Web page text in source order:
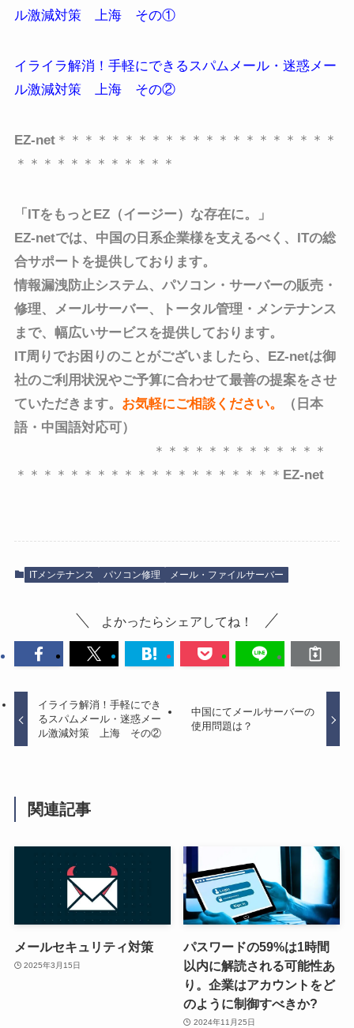
ル激減対策 上海 その①
イライラ解消！手軽にできるスパムメール・迷惑メー
ル激減対策 上海 その②
EZ-net＊＊＊＊＊＊＊＊＊＊＊＊＊＊＊＊＊＊＊＊＊
＊＊＊＊＊＊＊＊＊＊＊＊
「ITをもっとEZ（イージー）な存在に。」
EZ-netでは、中国の日系企業様を支えるべく、 ITの総
合サポートを提供しております。
情報漏洩防止システム、パソコン・サーバーの販売・
修理、メールサーバー、トータル管理・メンテナンス
まで、 幅広いサービスを提供しております。
IT周りでお困りのことがございましたら、EZ-netは御
社のご利用状況やご予算に合わせて最善の提案をさせ
ていただきます。 お気軽にご相談ください。
（日本
語・中国語対応可）
＊＊＊＊＊＊＊＊＊＊＊＊＊
＊＊＊＊＊＊＊＊＊＊＊＊＊＊＊＊＊＊＊＊ EZ-net
ITメンテナンス パソコン修理 メール・ファイルサーバー
よかったらシェアしてね！
イライラ解消！手軽にでき
るスパムメール・迷惑メー
ル激減対策 上海 その②
中国にてメールサーバーの
使用問題は？
関連記事
メールセキュリティ対策
2025年3月15日
パスワードの59%は1時間
以内に解読される可能性あ
り。企業はアカウントをど
のように制御すべきか?
2024年11月25日